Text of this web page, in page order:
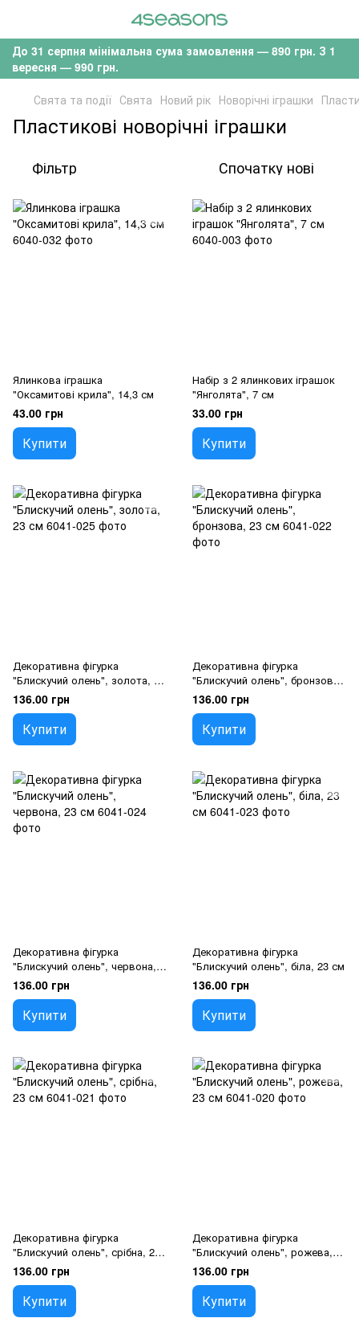
До 31 серпня мінімальна сума замовлення — 890 грн. З 1
вересня — 990 грн.
Свята та події Свята Новий рік Новорічні іграшки
Пластикові новорічні іграшки
Фільтр Спочатку нові
Ялинкова іграшка
"Оксамитові крила", 14,3 см
43.00 грн
Купити
Набір з 2 ялинкових іграшок
"Янголята", 7 см
33.00 грн
Купити
Декоративна фігурка
"Блискучий олень", золота, 23
см
136.00 грн
Купити
Декоративна фігурка
"Блискучий олень", бронзова,
23 см
136.00 грн
Купити
Декоративна фігурка
"Блискучий олень", червона,
23 см
136.00 грн
Купити
Декоративна фігурка
"Блискучий олень", біла, 23 см
136.00 грн
Купити
Декоративна фігурка
"Блискучий олень", срібна, 23
см
136.00 грн
Купити
Декоративна фігурка
"Блискучий олень", рожева,
23 см
136.00 грн
Купити